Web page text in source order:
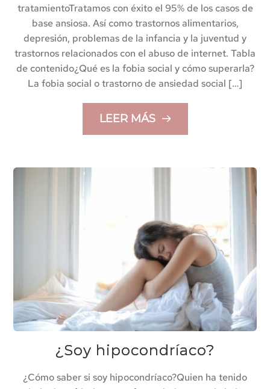
tratamientoTratamos con éxito el 95% de los casos de
base ansiosa. Así como trastornos alimentarios,
depresión, problemas de la infancia y la juventud y
trastornos relacionados con el abuso de internet. Tabla
de contenido¿Qué es la fobia social y cómo superarla?
La fobia social o trastorno de ansiedad social […]
LEER MÁS
¿Soy hipocondríaco?
¿Cómo saber si soy hipocondríaco?Quien ha tenido